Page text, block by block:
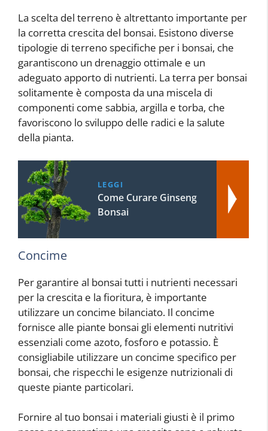
La scelta del terreno è altrettanto importante per
la corretta crescita del bonsai. Esistono diverse
tipologie di terreno specifiche per i bonsai, che
garantiscono un drenaggio ottimale e un
adeguato apporto di nutrienti. La terra per bonsai
solitamente è composta da una miscela di
componenti come sabbia, argilla e torba, che
favoriscono lo sviluppo delle radici e la salute
della pianta.
LEGGI
Come Curare Ginseng
Bonsai
Concime
Per garantire al bonsai tutti i nutrienti necessari
per la crescita e la fioritura, è importante
utilizzare un concime bilanciato. Il concime
fornisce alle piante bonsai gli elementi nutritivi
essenziali come azoto, fosforo e potassio. È
consigliabile utilizzare un concime specifico per
bonsai, che rispecchi le esigenze nutrizionali di
queste piante particolari.
Fornire al tuo bonsai i materiali giusti è il primo